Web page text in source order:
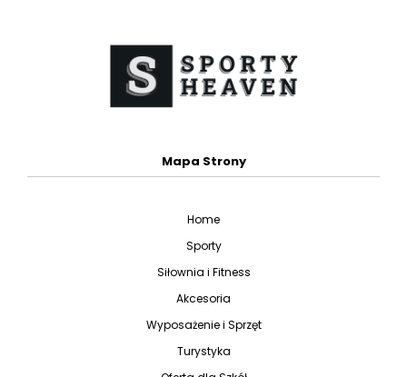
Mapa Strony
Home
Sporty
Siłownia i Fitness
Akcesoria
Wyposażenie i Sprzęt
Turystyka